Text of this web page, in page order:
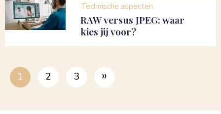
Technische aspecten
RAW versus JPEG: waar
kies jij voor?
1 2 3 »